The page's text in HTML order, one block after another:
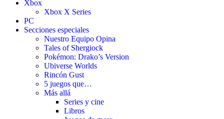
Xbox
Xbox X Series
PC
Secciones especiales
Nuestro Equipo Opina
Tales of Shergiock
Pokémon: Drako’s Version
Ubiverse Worlds
Rincón Gust
5 juegos que…
Más allá
Series y cine
Libros